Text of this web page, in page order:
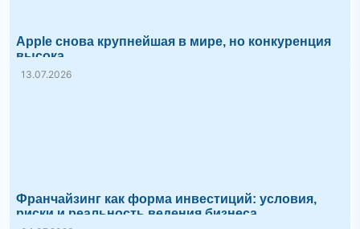
Apple снова крупнейшая в мире, но конкуренция
высока
13.07.2026
Франчайзинг как форма инвестиций: условия,
риски и реальность ведения бизнеса